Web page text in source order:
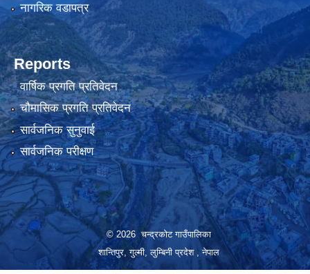
नागरिक वडापत्र
Reports
वार्षिक प्रगति प्रतिवेदन
चौमासिक प्रगति प्रतिवेदन
सार्वजनिक सुनुवाई
सार्वजनिक परीक्षण
© 2026 चन्द्रकोट गाउँपालिका
शान्तिपुर, गुल्मी, लुम्बिनी प्रदेश , नेपाल